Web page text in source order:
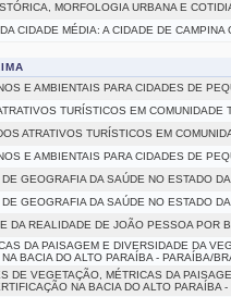
MORFOLOGIA URBANA E
CIDADE MÉDIA: A CIDADE DE CAMPINA
E AMBIENTAIS PARA CIDADES DE
TURÍSTICOS EM
ATRATIVOS TURÍSTICOS EM
E AMBIENTAIS PARA CIDADES DE
GEOGRAFIA DA SAÚDE NO ESTADO
GEOGRAFIA DA SAÚDE NO ESTADO
DA REALIDADE DE JOÃO PESSOA POR
DA PAISAGEM E DIVERSIDADE DA
BACIA DO ALTO PARAÍBA - PARAÍBA/
DE VEGETAÇÃO, MÉTRICAS DA
NA BACIA DO ALTO PARAÍBA -